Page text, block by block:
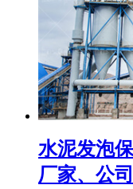
水泥发泡
厂家、公